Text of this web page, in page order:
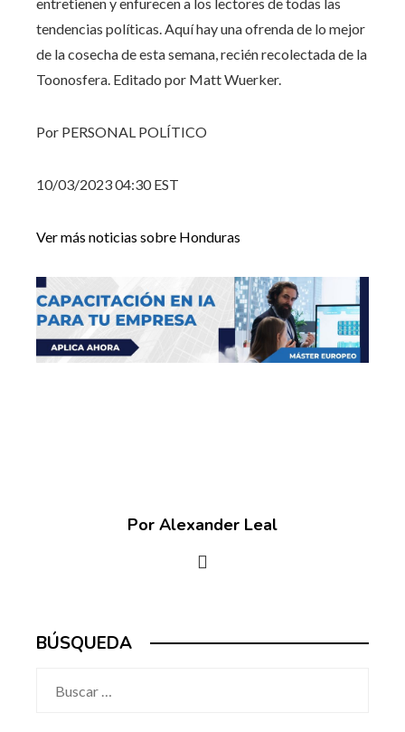
entretienen y enfurecen a los lectores de todas las
tendencias políticas. Aquí hay una ofrenda de lo mejor
de la cosecha de esta semana, recién recolectada de la
Toonosfera. Editado por Matt Wuerker.
Por PERSONAL POLÍTICO
10/03/2023 04:30 EST
Ver más noticias sobre Honduras
Por Alexander Leal
BÚSQUEDA